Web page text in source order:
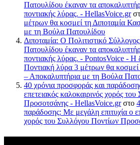
Πατουλίδου έκαναν τα
ποντιακής λύρας. - HellasVoice.gr
μέτρων θα κοσμεί τη Διποταμία
με τη Βούλα Πατουλίδου
Διποταμία: Ο Πολιτιστικό
Πατουλίδου έκαναν τα
ποντιακής λύρας. - PontosVoice -
Ποντιακή λύρα 3 μέτρων θα κοσμεί
– Αποκαλυπτήρια με τη Βούλα
40 χρόνια προσφοράς και
επετειακός καλοκαιρινός χορός
Προσοτσάνης - HellasVoice.grστο
παράδοσης: Με μεγάλη επιτυχία ο
χορός του Συλλόγου Ποντίων